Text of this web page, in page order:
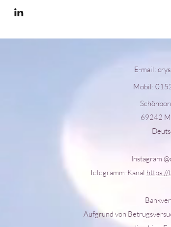
E-mail:
Mobil:
69242
Instagram
Telegramm-Kanal https://
Aufgrund von